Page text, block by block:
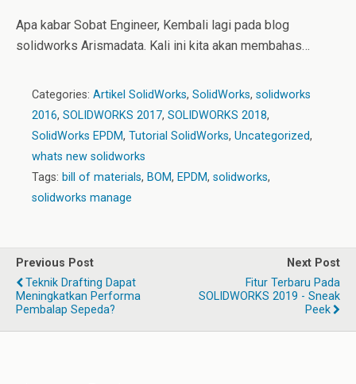
Apa kabar Sobat Engineer, Kembali lagi pada blog
solidworks Arismadata. Kali ini kita akan membahas…
Categories: Artikel SolidWorks, SolidWorks, solidworks
2016, SOLIDWORKS 2017, SOLIDWORKS 2018,
SolidWorks EPDM, Tutorial SolidWorks, Uncategorized,
whats new solidworks
Tags: bill of materials, BOM, EPDM, solidworks,
solidworks manage
Previous Post
Teknik Drafting Dapat
Meningkatkan Performa
Pembalap Sepeda?
Next Post
Fitur Terbaru Pada
SOLIDWORKS 2019 - Sneak
Peek